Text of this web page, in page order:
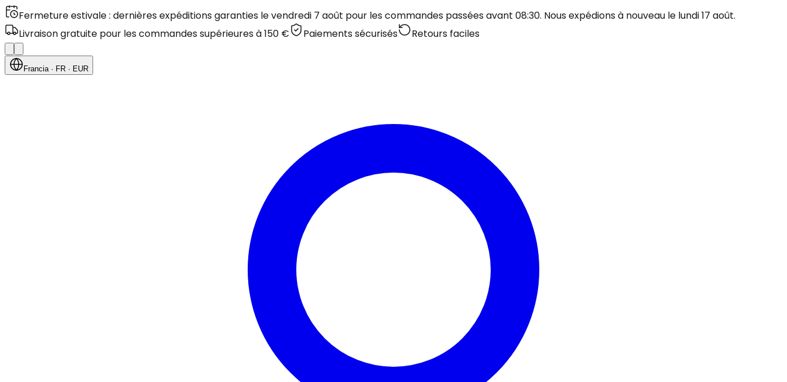
Fermeture estivale : dernières expéditions garanties le vendredi 7 août pour les commandes passées avant 08:30. Nous expédions à nouveau le lundi 17 août.
Livraison gratuite pour les commandes supérieures à 150 €
Paiements sécurisés Retours faciles
Francia· FR · EUR